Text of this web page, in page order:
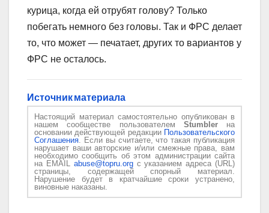
курица, когда ей отрубят голову? Только
побегать немного без головы. Так и ФРС делает
то, что может — печатает, других то вариантов у
ФРС не осталось.
Источник материала
Настоящий материал самостоятельно опубликован в
нашем сообществе пользователем Stumblerна
основании действующей редакции Пользовательского
Соглашения. Если вы считаете, что такая публикация
нарушает ваши авторские и/или смежные права, вам
необходимо сообщить об этом администрации сайта
на EMAIL abuse@topru.orgс указанием адреса (URL)
страницы, содержащей спорный материал.
Нарушение будет в кратчайшие сроки устранено,
виновные наказаны.